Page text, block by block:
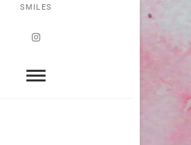
SMILES
Instagram